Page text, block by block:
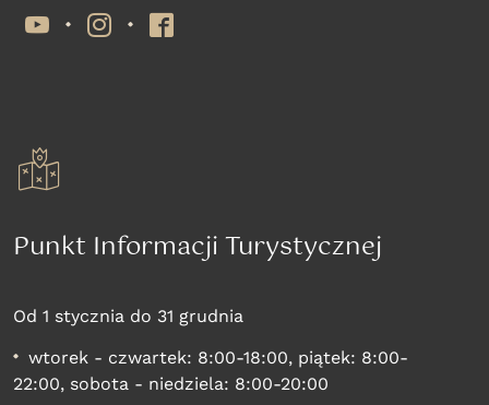
YouTubeInstagramFacebook
Punkt Informacji Turystycznej
Od 1 stycznia do 31 grudnia
wtorek - czwartek: 8:00-18:00, piątek: 8:00-
22:00, sobota - niedziela: 8:00-20:00